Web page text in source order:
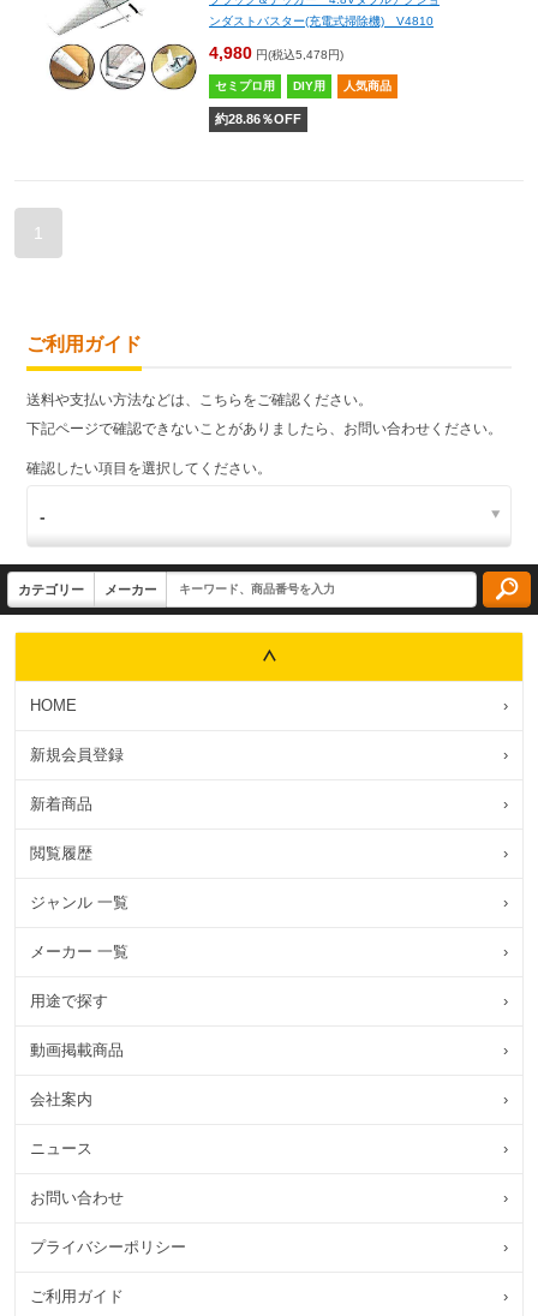
ンダストバスター(充電式掃除機) V4810
4,980 円(税込5,478円)
セミプロ用 DIY用 人気商品
約28.86％OFF
1
ご利用ガイド
送料や支払い方法などは、こちらをご確認ください。
下記ページで確認できないことがありましたら、お問い合わせください。
確認したい項目を選択してください。
HOME ›
新規会員登録 ›
新着商品 ›
閲覧履歴 ›
ジャンル 一覧 ›
メーカー 一覧 ›
用途で探す ›
動画掲載商品 ›
会社案内 ›
ニュース ›
お問い合わせ ›
プライバシーポリシー ›
ご利用ガイド ›